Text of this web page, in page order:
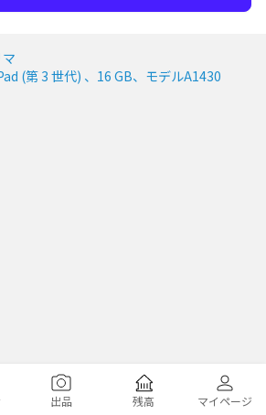
(第 3 世代) 、16 GB、モデルA1430
出品 残高 マイページ